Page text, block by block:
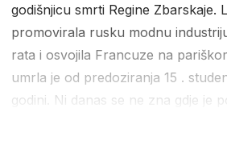
godišnjicu smrti Regine Zbarskaje.
promovirala rusku modnu
rata i osvojila Francuze na
umrla je od predoziranja 15 .
godini. Ni danas se ne zna gdje je